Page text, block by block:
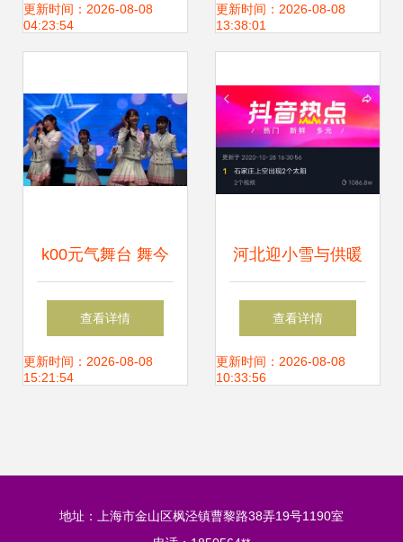
更新时间：2026-08-08
04:23:54
员招募，点燃童星
更新时间：2026-08-08
13:38:01
k00元气舞台 舞今
信息闪耀的瞬间
查看详情
更新时间：2026-08-08
15:21:54
河北迎小雪与供暖
更新，石家庄天空
现罕见“双日”奇观
查看详情
更新时间：2026-08-08
10:33:56
地址：上海市金山区枫泾镇曹黎路38弄19号1190室